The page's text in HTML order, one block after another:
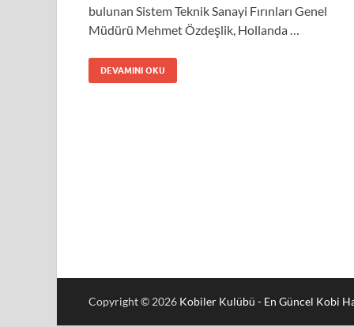
bulunan Sistem Teknik Sanayi Fırınları Genel
Müdürü Mehmet Özdeşlik, Hollanda …
DEVAMINI OKU
Copyright © 2026 Kobiler Kulübü - En Güncel Kobi